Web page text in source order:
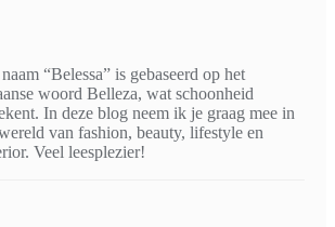
“Belessa” is gebaseerd op het
woord Belleza, wat schoonheid
In deze blog neem ik je graag mee in
van fashion, beauty, lifestyle en
Veel leesplezier!